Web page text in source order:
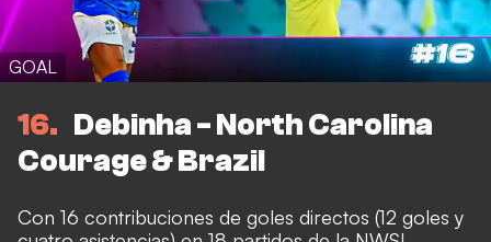
GOAL
16
Debinha - North Carolina
Courage & Brazil
Con 16 contribuciones de goles directos (12 goles y